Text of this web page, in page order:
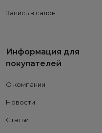
Запись в салон
Информация для
покупателей
О компании
Новости
Статьи